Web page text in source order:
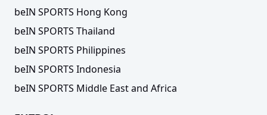
beIN SPORTS Hong Kong
beIN SPORTS Thailand
beIN SPORTS Philippines
beIN SPORTS Indonesia
beIN SPORTS Middle East and Africa